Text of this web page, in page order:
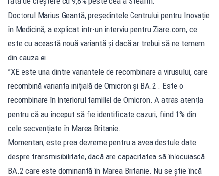
Doctorul Marius Geantă, președintele Centrului pentru Inovație
în Medicină, a explicat într-un interviu pentru Ziare.com, ce
este cu această nouă variantă și dacă ar trebui să ne temem
din cauza ei.
”XE este una dintre variantele de recombinare a virusului, care
recombină varianta inițială de Omicron și BA.2 . Este o
recombinare în interiorul familiei de Omicron. A atras atenția
pentru că au început să fie identificate cazuri, fiind 1% din
cele secvențiate în Marea Britanie.
Momentan, este prea devreme pentru a avea destule date
despre transmisibilitate, dacă are capacitatea să înlocuiască
BA.2 care este dominantă în Marea Britanie. Nu se știe încă